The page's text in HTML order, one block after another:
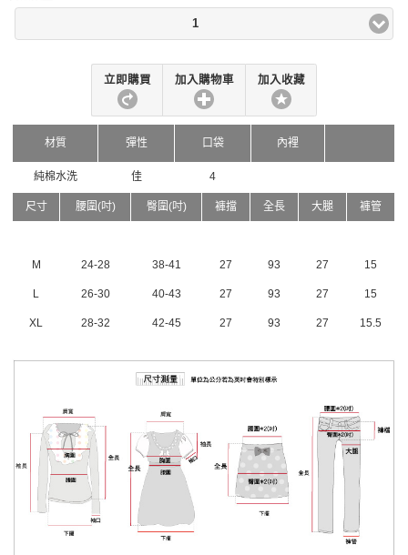
1
立即購買 加入購物車 加入收藏
材質 彈性 口袋 內裡
純棉水洗 佳 4
尺寸 腰圍(吋) 臀圍(吋) 褲擋 全長 大腿 褲管
M 24-28 38-41 27 93 27 15
L 26-30 40-43 27 93 27 15
XL 28-32 42-45 27 93 27 15.5